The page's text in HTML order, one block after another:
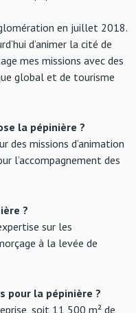
en juillet 2018.
d’animer la cité de
mes missions avec des
global et de tourisme
la pépinière ?
des missions d’animation
l’accompagnement des
?
sur les
à la levée de
pour la pépinière ?
soit 11 500 m² de